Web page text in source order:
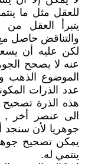
للعقل مثل ما
يتبرأ العقل
والتناقض حاصل
لكن عليه أن
عنه لا يصحح
الموضوع الذهب
عدد الذرات
هذه الذرة
الى عنصر أخر ,
جوهريا لأن سنجد
يمكن تصحيح
ينتمي له.